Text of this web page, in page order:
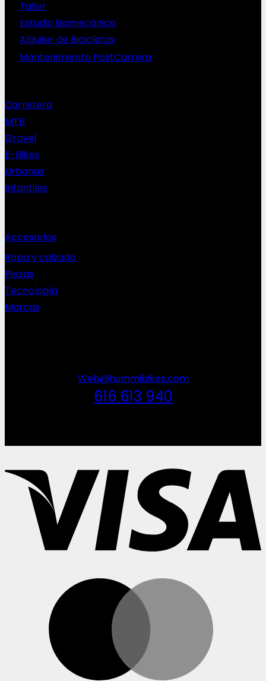
Taller
Estudio Biomecánico
Alquiler de Bicicletas
Mantenimiento PostCarrera
Carretera
MTB
Gravel
E-Bikes
Urbanas
Infantiles
Accesorios
Ropa y calzado
Piezas
Tecnología
Marcas
Web@hummibikes.com
616 613 940